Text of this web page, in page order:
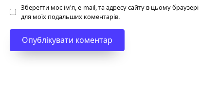
Зберегти моє ім'я, e-mail, та адресу сайту в цьому браузері
для моїх подальших коментарів.